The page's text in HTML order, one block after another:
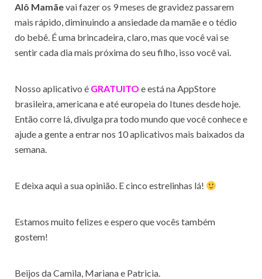
Alô Mamãevai fazer os 9 meses de gravidez passarem
mais rápido, diminuindo a ansiedade da mamãe e o tédio
do bebê. É uma brincadeira, claro, mas que você vai se
sentir cada dia mais próxima do seu filho, isso você vai.
Nosso aplicativo é GRATUITO e está na AppStore
brasileira, americana e até europeia do Itunes desde hoje.
Então corre lá, divulga pra todo mundo que você conhece e
ajude a gente a entrar nos 10 aplicativos mais baixados da
semana.
E deixa aqui a sua opinião. E cinco estrelinhas lá!
Estamos muito felizes e espero que vocês também
gostem!
Beijos da Camila, Mariana e Patricia.